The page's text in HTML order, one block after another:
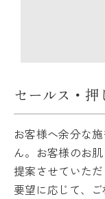
セールス・
お客様へ余分な
ん。お客様のお
提案させていた
要望に応じて、